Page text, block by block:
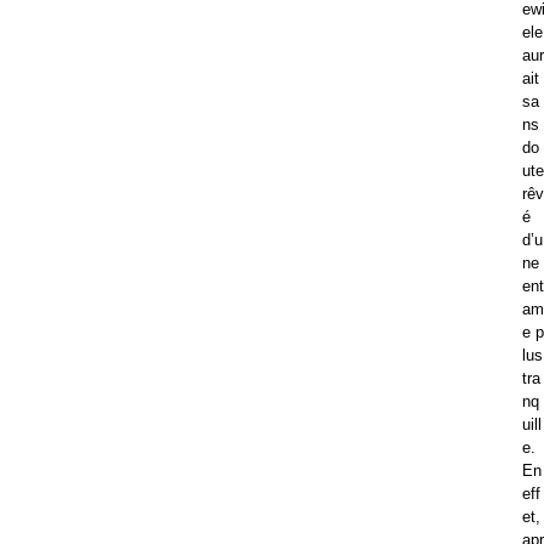
ewi
ele
aur
ait
sa
ns
do
ute
rêv
é
d’u
ne
ent
am
e p
lus
tra
nq
uill
e.
En
eff
et,
apr